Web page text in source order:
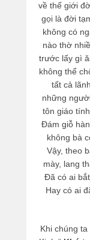
về thế giới
gọi là đời
không có
nào thờ
trước lấy gì
không thể
tất cả
những
tôn giáo
Đám giỗ
không bà
Vậy, theo
mày, lang
Đã có ai
Hay có ai
Khi chúng